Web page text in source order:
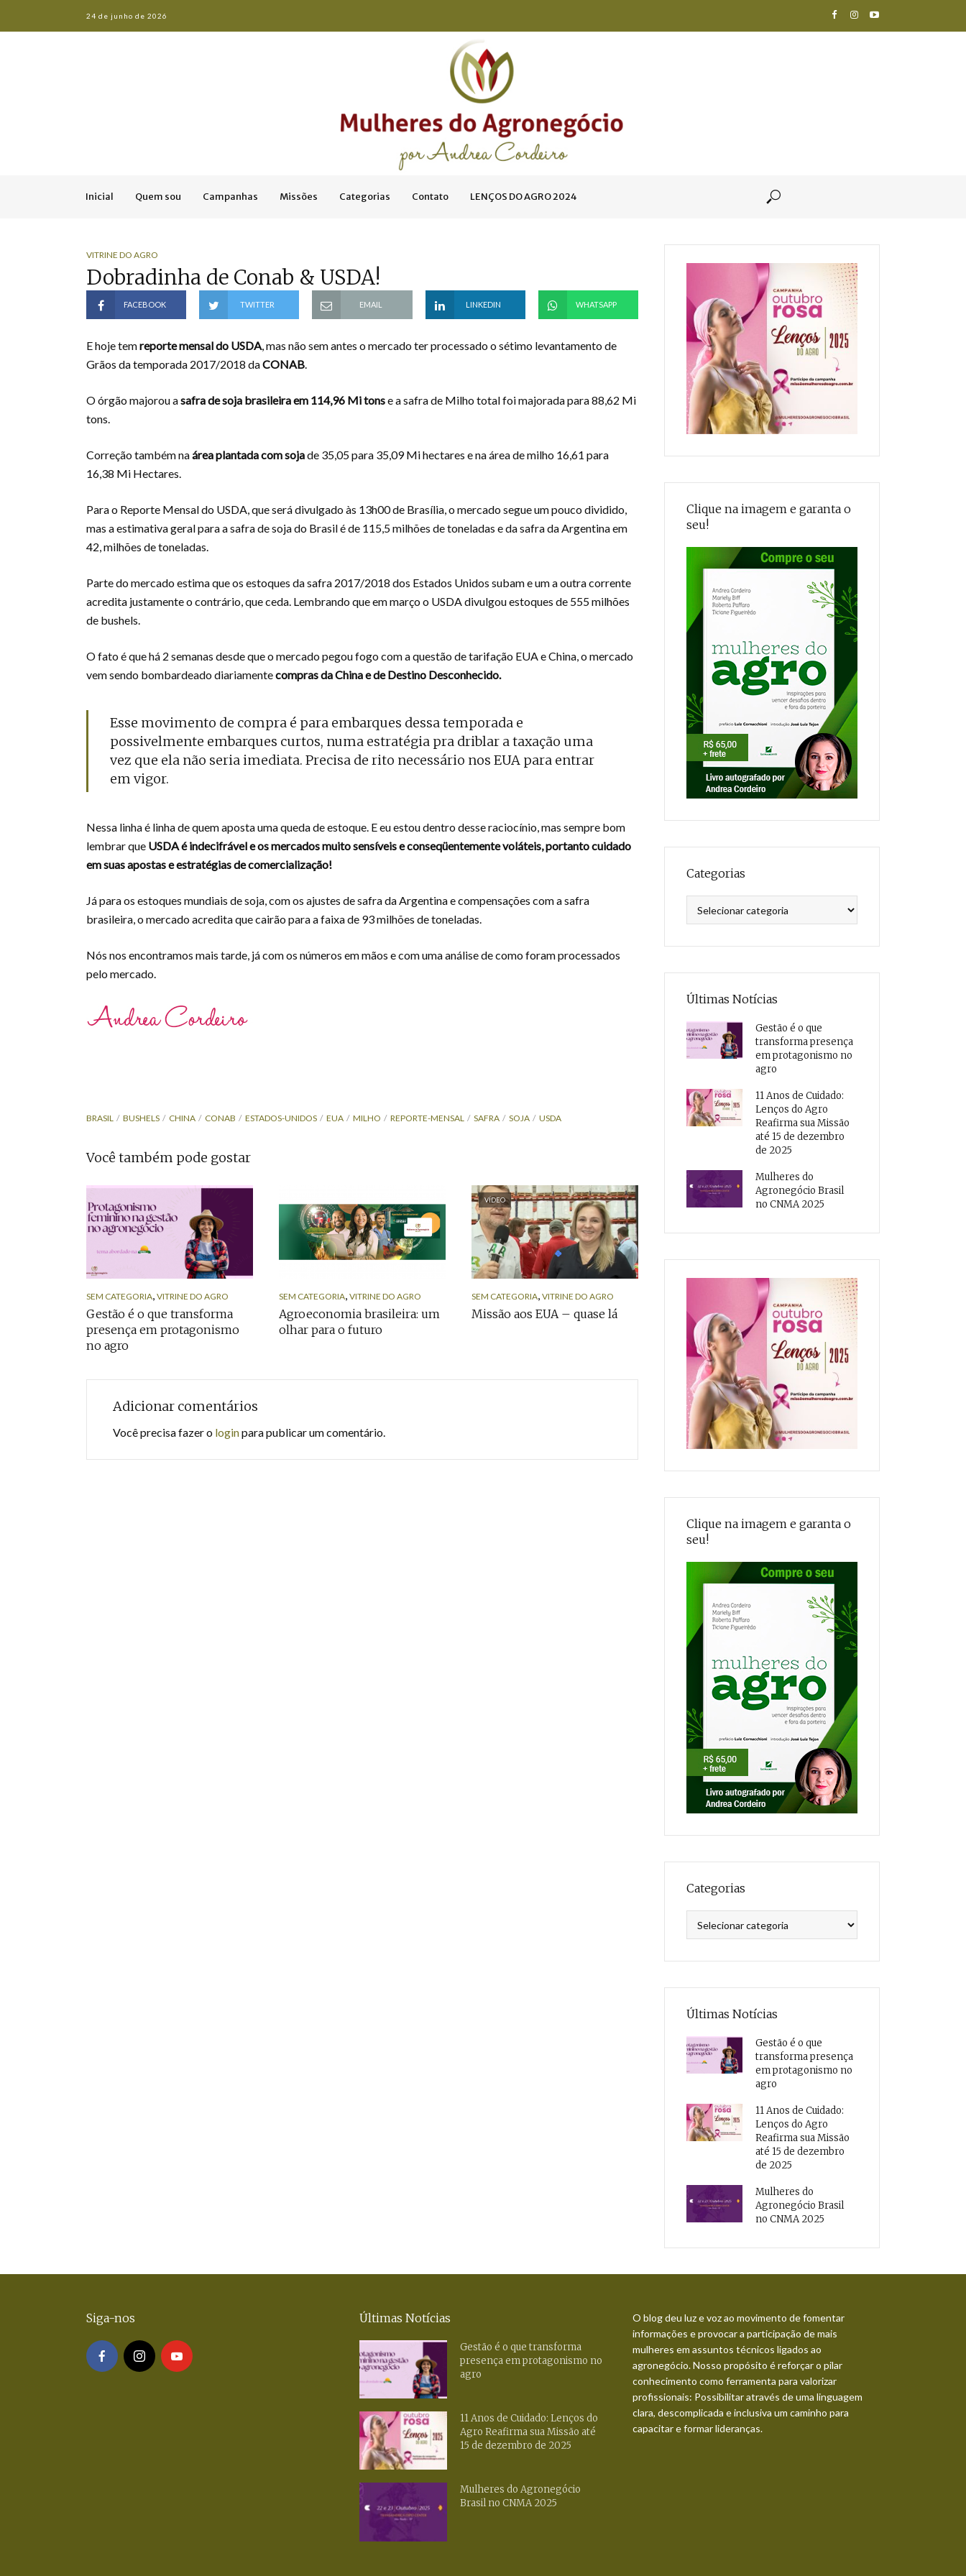
24 de junho de 2026
Inicial Quem sou Campanhas Missões Categorias Contato LENÇOS DO AGRO 2024
VITRINE DO AGRO
Dobradinha de Conab & USDA!
FACEBOOK TWITTER EMAIL LINKEDIN WHATSAPP
E hoje temreporte mensal do USDA, mas não sem antes o mercado ter processado o sétimo levantamento de
Grãos da temporada 2017/2018 daCONAB.
O órgão majorou asafra de soja brasileira em 114,96 Mi tonse a safra de Milho total foi majorada para 88,62 Mi
tons.
Correção também naárea plantada com sojade 35,05 para 35,09 Mi hectares e na área de milho 16,61 para
16,38 Mi Hectares.
Para o Reporte Mensal do USDA, que será divulgado às 13h00 de Brasília, o mercado segue um pouco dividido,
mas a estimativa geral para a safra de soja do Brasil é de 115,5 milhões de toneladas e da safra da Argentina em
42, milhões de toneladas.
Parte do mercado estima que os estoques da safra 2017/2018 dos Estados Unidos subam e um a outra corrente
acredita justamente o contrário, que ceda. Lembrando que em março o USDA divulgou estoques de 555 milhões
de bushels.
O fato é que há 2 semanas desde que o mercado pegou fogo com a questão de tarifação EUA e China, o mercado
vem sendo bombardeado diariamentecompras da China e de Destino Desconhecido.
Esse movimento de compra é para embarques dessa temporada e
possivelmente embarques curtos, numa estratégia pra driblar a taxação uma
vez que ela não seria imediata. Precisa de rito necessário nos EUA para entrar
em vigor.
Nessa linha é linha de quem aposta uma queda de estoque. E eu estou dentro desse raciocínio, mas sempre bom
lembrar que USDA é indecifrável e os mercados muito sensíveis e conseqüentemente voláteis, portanto cuidado
em suas apostas e estratégias de comercialização!
Já para os estoques mundiais de soja, com os ajustes de safra da Argentina e compensações com a safra
brasileira, o mercado acredita que cairão para a faixa de 93 milhões de toneladas.
Nós nos encontramos mais tarde, já com os números em mãos e com uma análise de como foram processados
pelo mercado.
BRASIL BUSHELS CHINA CONAB ESTADOS-UNIDOS EUA MILHO REPORTE-MENSAL SAFRA SOJA USDA
Você também pode gostar
SEM CATEGORIA, VITRINE DO AGRO
Gestão é o que transforma
presença em protagonismo
no agro
SEM CATEGORIA, VITRINE DO AGRO
Agroeconomia brasileira: um
olhar para o futuro
VÍDEO
SEM CATEGORIA, VITRINE DO AGRO
Missão aos EUA – quase lá
Adicionar comentários
Você precisa fazer o loginpara publicar um comentário.
Clique na imagem e garanta o
seu!
Categorias
Últimas Notícias
Gestão é o que
transforma presença
em protagonismo no
agro
11 Anos de Cuidado:
Lenços do Agro
Reafirma sua Missão
até 15 de dezembro
de 2025
Mulheres do
Agronegócio Brasil
no CNMA 2025
Clique na imagem e garanta o
seu!
Categorias
Últimas Notícias
Gestão é o que
transforma presença
em protagonismo no
agro
11 Anos de Cuidado:
Lenços do Agro
Reafirma sua Missão
até 15 de dezembro
de 2025
Mulheres do
Agronegócio Brasil
no CNMA 2025
Siga-nos Últimas Notícias
Gestão é o que transforma
presença em protagonismo no
agro
11 Anos de Cuidado: Lenços do
Agro Reafirma sua Missão até
15 de dezembro de 2025
Mulheres do Agronegócio
Brasil no CNMA 2025
O blog deu luz e voz ao movimento de fomentar
informações e provocar a participação de mais
mulheres em assuntos técnicos ligados ao
agronegócio. Nosso propósito é reforçar o pilar
conhecimento como ferramenta para valorizar
profissionais: Possibilitar através de uma linguagem
clara, descomplicada e inclusiva um caminho para
capacitar e formar lideranças.